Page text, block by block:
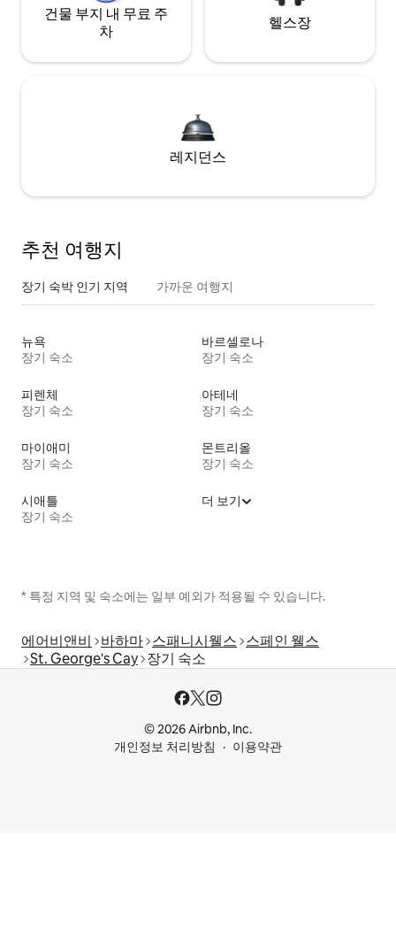
건물 부지 내 무료 주
차
헬스장
레지던스
추천 여행지
장기 숙박 인기 지역 가까운 여행지
뉴욕
장기 숙소
바르셀로나
장기 숙소
피렌체
장기 숙소
아테네
장기 숙소
마이애미
장기 숙소
몬트리올
장기 숙소
시애틀
장기 숙소
더 보기
* 특정 지역 및 숙소에는 일부 예외가 적용될 수 있습니다.
에어비앤비 바하마 스패니시웰스 스페인 웰스
St. George's Cay 장기 숙소
© 2026 Airbnb, Inc.
개인정보 처리방침
이용약관